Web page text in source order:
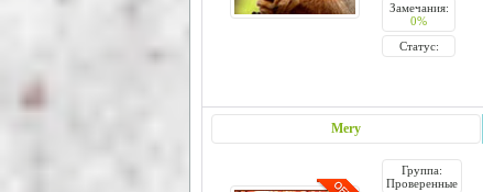
Замечания:
0%
Статус:
Mery
Группа:
Проверенные